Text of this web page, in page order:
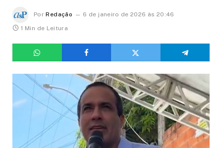
Por Redação
6 de janeiro de 2026 às 20:46
1 Min de Leitura